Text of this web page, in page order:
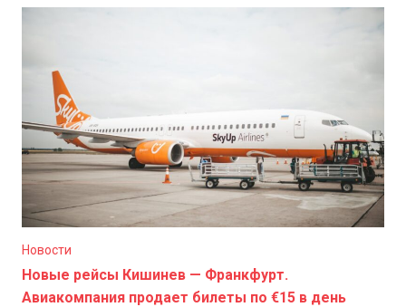
рассчитан на тысячи хасидом, которые каждый год
Новости
Новые рейсы Кишинев — Франкфурт.
Авиакомпания продает билеты по €15 в день